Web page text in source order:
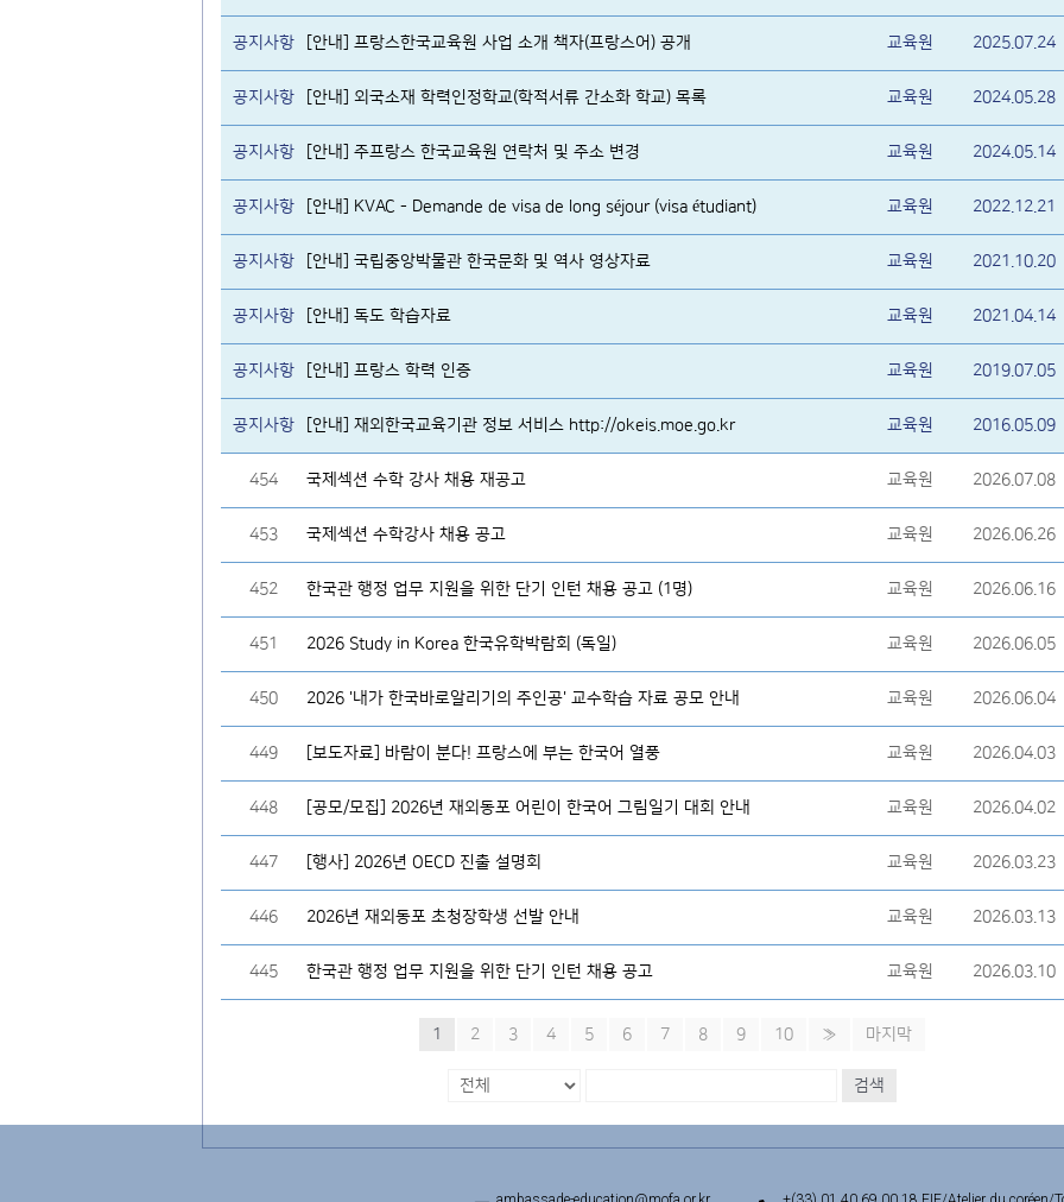
공지사항 [안내] 프랑스한국교육원 사업 소개 책자(프랑스어) 공개 교육원 2025.07.24
공지사항 [안내] 외국소재 학력인정학교(학적서류 간소화 학교) 목록 교육원 2024.05.28
공지사항 [안내] 주프랑스 한국교육원 연락처 및 주소 변경 교육원 2024.05.14
공지사항 [안내] KVAC - Demande de visa de long séjour (visa étudiant) 교육원 2022.12.21
공지사항 [안내] 국립중앙박물관 한국문화 및 역사 영상자료 교육원 2021.10.20
공지사항 [안내] 독도 학습자료 교육원 2021.04.14
공지사항 [안내] 프랑스 학력 인증 교육원 2019.07.05
공지사항 [안내] 재외한국교육기관 정보 서비스 http://okeis.moe.go.kr 교육원 2016.05.09
454 국제섹션 수학 강사 채용 재공고 교육원 2026.07.08
453 국제섹션 수학강사 채용 공고 교육원 2026.06.26
452 한국관 행정 업무 지원을 위한 단기 인턴 채용 공고 (1명) 교육원 2026.06.16
451 2026 Study in Korea 한국유학박람회 (독일) 교육원 2026.06.05
450 2026 '내가 한국바로알리기의 주인공' 교수학습 자료 공모 안내 교육원 2026.06.04
449 [보도자료] 바람이 분다! 프랑스에 부는 한국어 열풍 교육원 2026.04.03
448 [공모/모집] 2026년 재외동포 어린이 한국어 그림일기 대회 안내 교육원 2026.04.02
447 [행사] 2026년 OECD 진출 설명회 교육원 2026.03.23
446 2026년 재외동포 초청장학생 선발 안내 교육원 2026.03.13
445 한국관 행정 업무 지원을 위한 단기 인턴 채용 공고 교육원 2026.03.10
1 2 3 4 5 6 7 8 9 10 » 마지막
검색